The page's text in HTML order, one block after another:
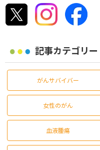
記事カテゴリー
がんサバイバー
女性のがん
血液腫瘍